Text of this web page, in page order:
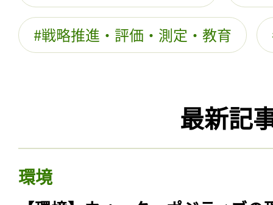
戦略推進・評価・測定・教育
最新記
環境